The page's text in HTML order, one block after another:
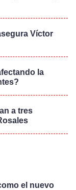
Víctor
la
a tres
el nuevo